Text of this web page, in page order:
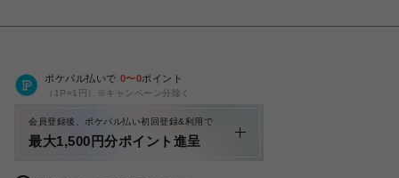
ポケパル払いで 0〜0ポイント
（1P=1円）※キャンペーン分除く
会員登録後、ポケパル払い初回登録&利用で
最大1,500円分ポイント進呈